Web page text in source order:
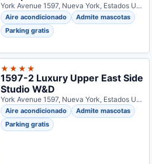
York Avenue 1597, Nueva York, Estados Unidos
Aire acondicionado
Admite mascotas
Parking gratis
★★★★
1597-2 Luxury Upper East Side
Studio W&D
York Avenue 1597, Nueva York, Estados Unidos
Aire acondicionado
Admite mascotas
Parking gratis